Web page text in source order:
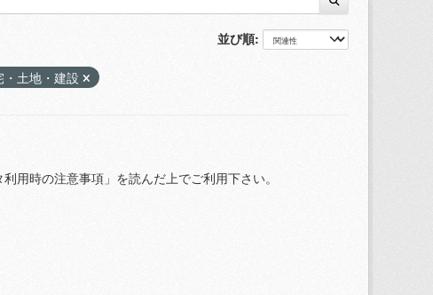
並び順
・土地・建設
用時の注意事項」を読んだ上でご利用下さい。